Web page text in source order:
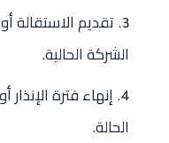
تقديم الاستقالة
الشركة الحالية.
إنهاء فترة
الحالة.